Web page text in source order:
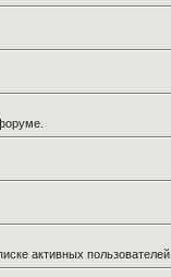
активных пользователей.